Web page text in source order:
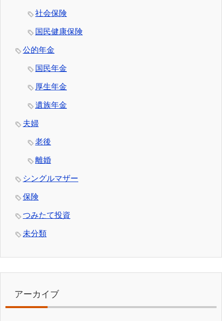
社会保険
国民健康保険
公的年金
国民年金
厚生年金
遺族年金
夫婦
老後
離婚
シングルマザー
保険
つみたて投資
未分類
アーカイブ